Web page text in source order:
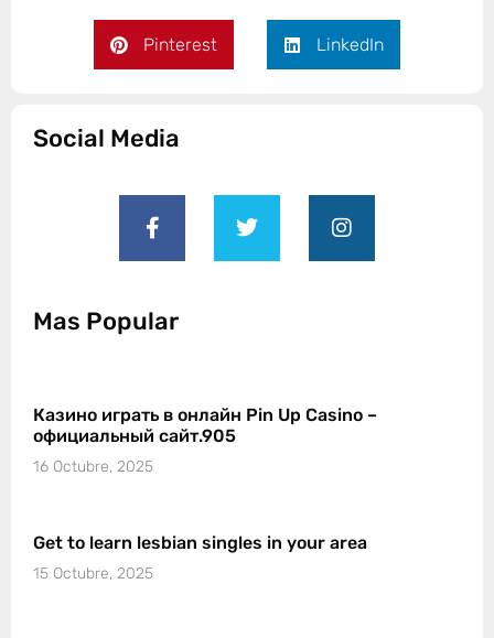
Pinterest LinkedIn
Social Media
Mas Popular
Казино играть в онлайн Pin Up Casino –
официальный сайт.905
16 Octubre, 2025
Get to learn lesbian singles in your area
15 Octubre, 2025